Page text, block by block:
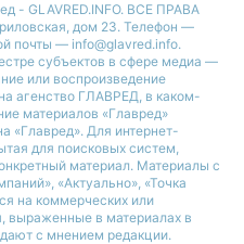
- GLAVRED.INFO. ВСЕ ПРАВА
дом 23. Телефон —
почты — info@glavred.info.
cубъектов в сфере медиа —
или воспроизведение
агенство ГЛАВРЕД, в каком-
материалов «Главред»
«Главред». Для интернет-
для поисковых систем,
материал. Материалы с
«Актуально», «Точка
на коммерческих или
выраженные в материалах в
с мнением редакции.